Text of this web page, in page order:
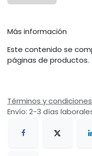
Más información
Este contenido se
páginas de productos.
Términos y condiciones
Envío: 2-3 días